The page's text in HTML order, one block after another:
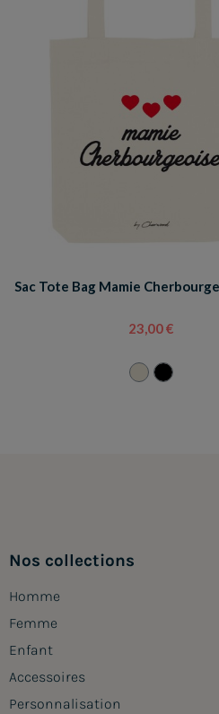
Sac Tote Bag Mamie
23,00 €
Nos collections
Homme
Femme
Enfant
Accessoires
Personnalisation